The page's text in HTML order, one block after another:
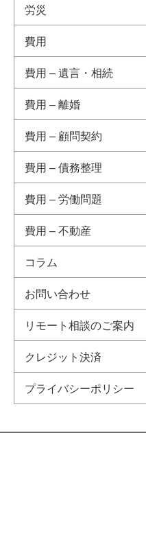
労災
費用
費用 – 遺言・相続
費用 – 離婚
費用 – 顧問契約
費用 – 債務整理
費用 – 労働問題
費用 – 不動産
コラム
お問い合わせ
リモート相談のご案内
クレジット決済
プライバシーポリシー